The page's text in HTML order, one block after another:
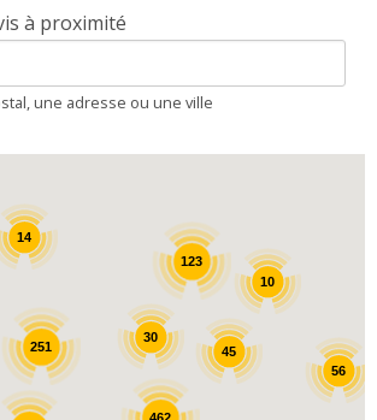
à proximité
une adresse ou une ville
123
251
56
45
30
14
10